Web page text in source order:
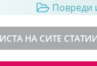
Повреди
НА СИТЕ